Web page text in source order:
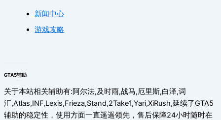
新闻中心
游戏攻略
GTA5辅助
关于本站相关辅助有:阿尔法,及时雨,战马,厄里斯,白泽,词
汇,Atlas,INF,Lexis,Frieza,Stand,2Take1,Yari,XiRush,延续了GTA5
辅助的稳定性，使用方面一直遥遥领先，售后保障24小时随时在